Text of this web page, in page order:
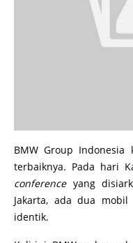
BMW Group
terbaiknya. Pada hari
conferenceyang
Jakarta, ada dua
identik.